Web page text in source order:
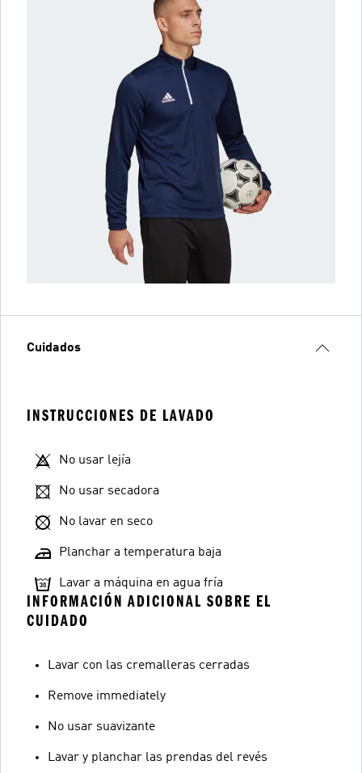
Cuidados
INSTRUCCIONES DE LAVADO
No usar lejía
No usar secadora
No lavar en seco
Planchar a temperatura baja
Lavar a máquina en agua fría
INFORMACIÓN ADICIONAL SOBRE EL
CUIDADO
Lavar con las cremalleras cerradas
Remove immediately
No usar suavizante
Lavar y planchar las prendas del revés